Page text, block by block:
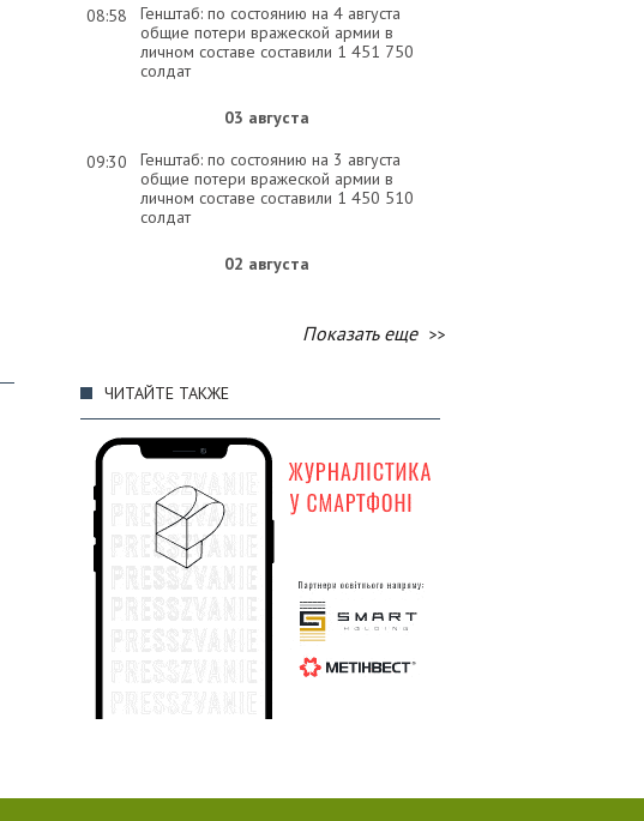
08:58
Генштаб: по состоянию на 4 августа
общие потери вражеской армии в
личном составе составили 1 451 750
солдат
03 августа
09:30
Генштаб: по состоянию на 3 августа
общие потери вражеской армии в
личном составе составили 1 450 510
солдат
02 августа
общие потери вражеской армии в
личном составе составили 1 449 120
09:58
Генштаб: по состоянию на 1 августа
общие потери вражеской армии в
личном составе составили 1 447 620
солдат
Генштаб: по состоянию на 31 июля
общие потери вражеской армии в
личном составе составили 1 446 150
солдат
Показать еще
ЧИТАЙТЕ ТАКЖЕ